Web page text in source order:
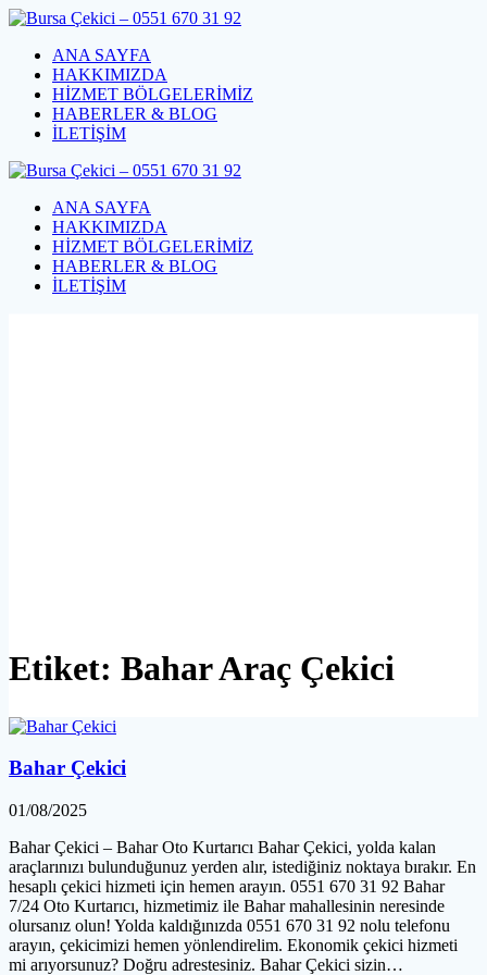
Skip
contentANA SAYFA
HAKKIMIZDA
HİZMET BÖLGELERİMİZ
HABERLER & BLOG
İLETİŞİM
ANA SAYFA
HAKKIMIZDA
HİZMET BÖLGELERİMİZ
HABERLER & BLOG
İLETİŞİM
Etiket: Bahar Araç Çekici
Bahar Çekici
01/08/2025
Bahar Çekici – Bahar Oto Kurtarıcı Bahar Çekici, yolda kalan
araçlarınızı bulunduğunuz yerden alır, istediğiniz noktaya bırakır. En
hesaplı çekici hizmeti için hemen arayın. 0551 670 31 92 Bahar
7/24 Oto Kurtarıcı, hizmetimiz ile Bahar mahallesinin neresinde
olursanız olun! Yolda kaldığınızda 0551 670 31 92 nolu telefonu
arayın, çekicimizi hemen yönlendirelim. Ekonomik çekici hizmeti
mi arıyorsunuz? Doğru adrestesiniz. Bahar Çekici sizin…